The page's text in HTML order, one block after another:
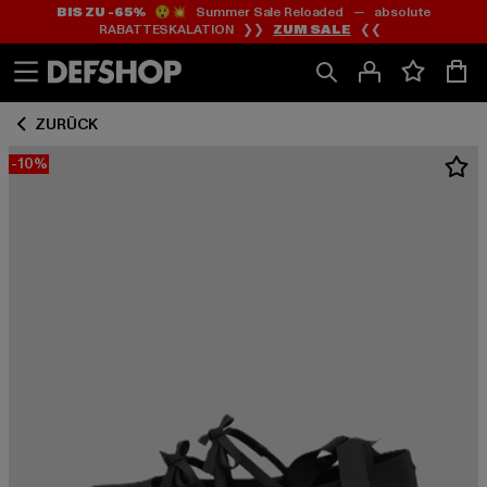
Zum
Inhalt
springen
Zum
Fußzeile
springen
BIS ZU -65%😲💥 Summer Sale Reloaded — absolute
RABATTESKALATION ❯❯ ZUM SALE ❮❮
ZURÜCK
-10%